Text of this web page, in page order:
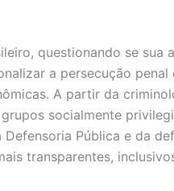
questionando se sua
a persecução penal
A partir da
socialmente
Pública e da
transparentes,